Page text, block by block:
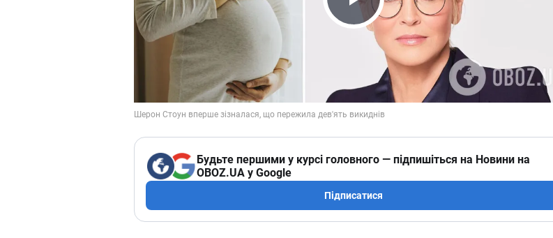
Play Video
Будьте першими у курсі головного — підпишіться на Новини на
OBOZ.UA у Google
Підписатися